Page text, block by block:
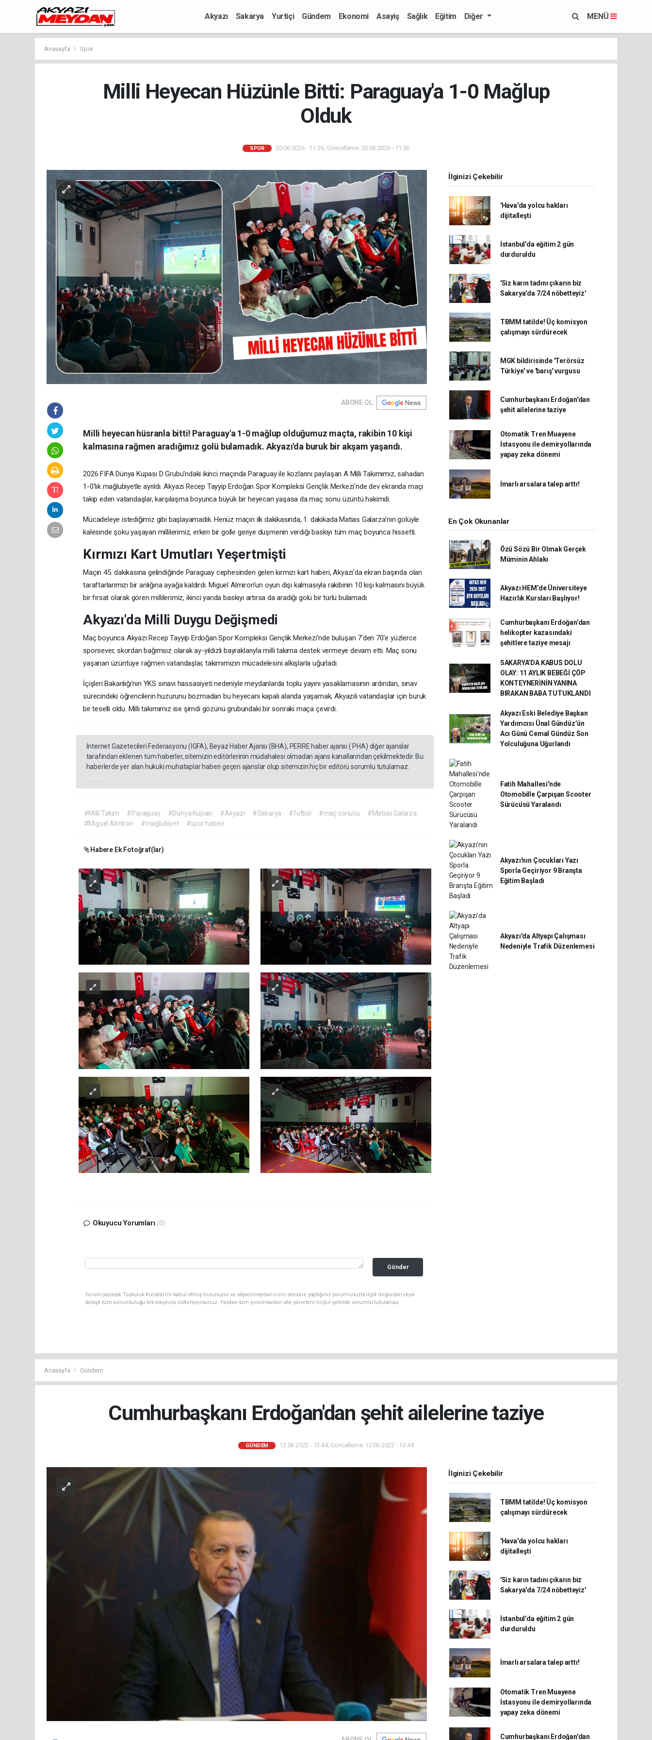
Akyazı Sakarya Yurtiçi Gündem Ekonomi Asayiş Sağlık Eğitim Diğer MENÜ
Anasayfa Spor
Milli Heyecan Hüzünle Bitti: Paraguay'a 1-0 Mağlup
Olduk
SPOR 20.06.2026 - 11:26, Güncelleme: 20.06.2026 - 11:26
ABONE OL
Milli heyecan hüsranla bitti! Paraguay'a 1-0 mağlup olduğumuz maçta, rakibin 10 kişi
kalmasına rağmen aradığımız golü bulamadık. Akyazı'da buruk bir akşam yaşandı.
2026 FIFA Dünya Kupası D Grubu'ndaki ikinci maçında Paraguay ile kozlarını paylaşan A Milli Takımımız, sahadan
1-0'lık mağlubiyetle ayrıldı. Akyazı Recep Tayyip Erdoğan Spor Kompleksi Gençlik Merkezi'nde dev ekranda maçı
takip eden vatandaşlar, karşılaşma boyunca büyük bir heyecan yaşasa da maç sonu üzüntü hakimdi.
Mücadeleye istediğimiz gibi başlayamadık. Henüz maçın ilk dakikasında, 1. dakikada Matias Galarza'nın golüyle
kalesinde şoku yaşayan millilerimiz, erken bir golle geriye düşmenin verdiği baskıyı tüm maç boyunca hissetti.
Kırmızı Kart Umutları Yeşertmişti
Maçın 45. dakikasına gelindiğinde Paraguay cephesinden gelen kırmızı kart haberi, Akyazı'da ekran başında olan
taraftarlarımızı bir anlığına ayağa kaldırdı. Miguel Almiron’un oyun dışı kalmasıyla rakibinin 10 kişi kalmasını büyük
bir fırsat olarak gören millilerimiz, ikinci yarıda baskıyı artırsa da aradığı golü bir türlü bulamadı.
Akyazı'da Milli Duygu Değişmedi
Maç boyunca Akyazı Recep Tayyip Erdoğan Spor Kompleksi Gençlik Merkezi'nde buluşan 7’den 70’e yüzlerce
sporsever, skordan bağımsız olarak ay-yıldızlı bayraklarıyla milli takıma destek vermeye devam etti. Maç sonu
yaşanan üzüntüye rağmen vatandaşlar, takımımızın mücadelesini alkışlarla uğurladı.
İçişleri Bakanlığı’nın YKS sınavı hassasiyeti nedeniyle meydanlarda toplu yayını yasaklamasının ardından, sınav
sürecindeki öğrencilerin huzurunu bozmadan bu heyecanı kapalı alanda yaşamak, Akyazılı vatandaşlar için buruk
bir teselli oldu. Milli takımımız ise şimdi gözünü grubundaki bir sonraki maça çevirdi.
İnternet Gazetecileri Federasyonu (İGFA), Beyaz Haber Ajansı (BHA), PERRE haber ajansı ( PHA) diğer ajanslar
tarafından eklenen tüm haberler, sitemizin editörlerinin müdahalesi olmadan ajans kanallarından çekilmektedir. Bu
haberlerde yer alan hukuki muhataplar haberi geçen ajanslar olup sitemizin hiç bir editörü sorumlu tutulamaz.
#Milli Takım #Paraguay #Dünya Kupası #Akyazı #Sakarya #futbol #maç sonucu
#Matias Galarza
#Miguel Almiron
#mağlubiyet #spor haberi
Habere Ek Fotoğraf(lar)
Okuyucu Yorumları (0)
Gönder
Yorum yazarak Topluluk Kuralları’nı kabul etmiş bulunuyor ve akyazimeydan.com sitesine yaptığınız yorumunuzla ilgili doğrudan veya
dolaylı tüm sorumluluğu tek başınıza üstleniyorsunuz. Yazılan tüm yorumlardan site yönetimi hiçbir şekilde sorumlu tutulamaz.
İlginizi Çekebilir
'Hava'da yolcu hakları
dijitalleşti
İstanbul’da eğitim 2 gün
durduruldu
'Siz karın tadını çıkarın biz
Sakarya'da 7/24 nöbetteyiz'
TBMM tatilde! Üç komisyon
çalışmayı sürdürecek
MGK bildirisinde 'Terörsüz
Türkiye' ve 'barış' vurgusu
Cumhurbaşkanı Erdoğan'dan
şehit ailelerine taziye
Otomatik Tren Muayene
İstasyonu ile demiryollarında
yapay zeka dönemi
İmarlı arsalara talep arttı!
En Çok Okunanlar
Özü Sözü Bir Olmak Gerçek
Müminin Ahlakı
Akyazı HEM’de Üniversiteye
Hazırlık Kursları Başlıyor!
Cumhurbaşkanı Erdoğan’dan
helikopter kazasındaki
şehitlere taziye mesajı
SAKARYA’DA KABUS DOLU
OLAY: 11 AYLIK BEBEĞİ ÇÖP
KONTEYNERİNİN YANINA
BIRAKAN BABA TUTUKLANDI
Akyazı Eski Belediye Başkan
Yardımcısı Ünal Gündüz’ün
Acı Günü Cemal Gündüz Son
Yolculuğuna Uğurlandı
Fatih Mahallesi'nde
Otomobille Çarpışan Scooter
Sürücüsü Yaralandı
Akyazı'nın Çocukları Yazı
Sporla Geçiriyor 9 Branşta
Eğitim Başladı
Akyazı'da Altyapı Çalışması
Nedeniyle Trafik Düzenlemesi
Anasayfa Gündem
Cumhurbaşkanı Erdoğan'dan şehit ailelerine taziye
GÜNDEM 12.06.2022 - 13:44, Güncelleme: 12.06.2022 - 13:44
İlginizi Çekebilir
TBMM tatilde! Üç komisyon
çalışmayı sürdürecek
'Hava'da yolcu hakları
dijitalleşti
'Siz karın tadını çıkarın biz
Sakarya'da 7/24 nöbetteyiz'
İstanbul’da eğitim 2 gün
durduruldu
İmarlı arsalara talep arttı!
Otomatik Tren Muayene
İstasyonu ile demiryollarında
yapay zeka dönemi
Cumhurbaşkanı Erdoğan'dan